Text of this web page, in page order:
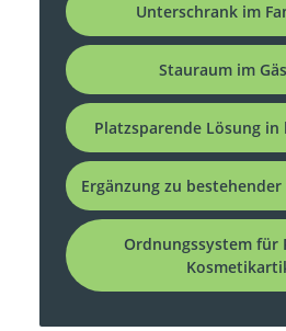
Unterschrank im
Stauraum im
Platzsparende Lösung in
Ergänzung zu
Ordnungssystem für